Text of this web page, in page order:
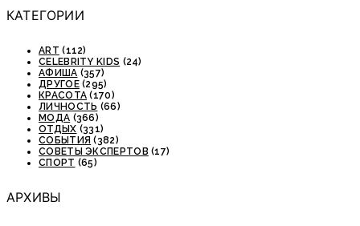
КАТЕГОРИИ
ART (112)
CELEBRITY KIDS (24)
АФИША (357)
ДРУГОЕ(295)
КРАСОТА (170)
ЛИЧНОСТЬ (66)
МОДА (366)
ОТДЫХ (331)
СОБЫТИЯ (382)
СОВЕТЫ ЭКСПЕРТОВ (17)
СПОРТ (65)
АРХИВЫ